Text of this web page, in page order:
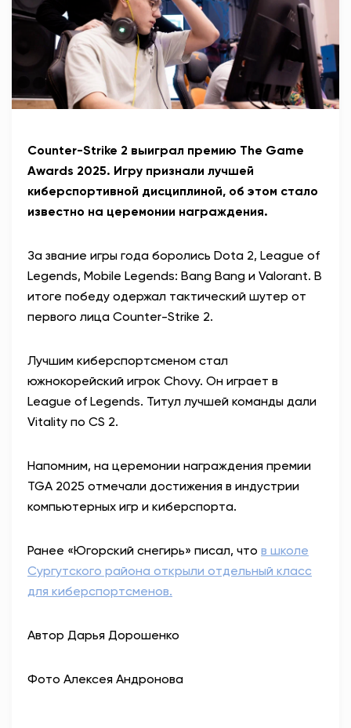
АНТИТЕРРОР
НОВОСТИ
ОФИЦИАЛЬНО
82,17 94,84
Counter-Strike 2 выиграл премию The Game
Awards 2025. Игру признали лучшей
киберспортивной дисциплиной, об этом стало
известно на церемонии награждения.
За звание игры года боролись Dota 2, League of
Legends, Mobile Legends: Bang Bang и Valorant. В
итоге победу одержал тактический шутер от
первого лица Counter-Strike 2.
Лучшим киберспортсменом стал
южнокорейский игрок Chovy. Он играет в
League of Legends. Титул лучшей команды дали
Vitality по CS 2.
Напомним, на церемонии награждения премии
TGA 2025 отмечали достижения в индустрии
компьютерных игр и киберспорта.
Ранее «Югорский снегирь» писал, что в школе
Сургутского района открыли отдельный класс
для киберспортсменов.
Автор Дарья Дорошенко
Фото Алексея Андронова